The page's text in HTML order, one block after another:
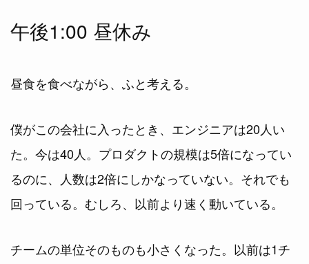
午後1:00 昼休み
昼食を食べながら、ふと考える。
僕がこの会社に入ったとき、エンジニアは20人い
た。今は40人。プロダクトの規模は5倍になってい
るのに、人数は2倍にしかなっていない。それでも
回っている。むしろ、以前より速く動いている。
チームの単位そのものも小さくなった。以前は1チ